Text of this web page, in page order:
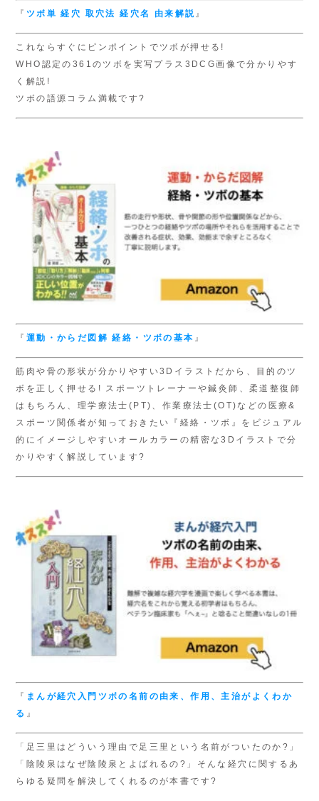
『 ツボ単経穴 取穴法経穴名 由来解説 』
これならすぐにピンポイントでツボが押せる!
WHO認定の361のツボを実写プラス3DCG画像で分かりやす
く解説!
ツボの語源コラム満載です?
『 運動・からだ図解経絡・ツボの基本 』
筋肉や骨の形状が分かりやすい3Dイラストだから、目的のツ
ボを正しく押せる! スポーツトレーナーや鍼灸師、柔道整復師
はもちろん、理学療法士(PT)、作業療法士(OT)などの医療&
スポーツ関係者が知っておきたい『経絡・ツボ』をビジュアル
的にイメージしやすいオールカラーの精密な3Dイラストで分
かりやすく解説しています?
『 まんが経穴入門 ツボの名前の由来、作用、主治がよくわか
る 』
「足三里はどういう理由で足三里という名前がついたのか?」
「陰陵泉はなぜ陰陵泉とよばれるの?」そんな経穴に関するあ
らゆる疑問を解決してくれるのが本書です?